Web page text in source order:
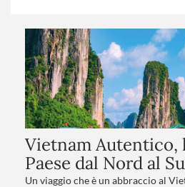
Vietnam Autentico,
Paese dal Nord al
Un viaggio che è un abbraccio al